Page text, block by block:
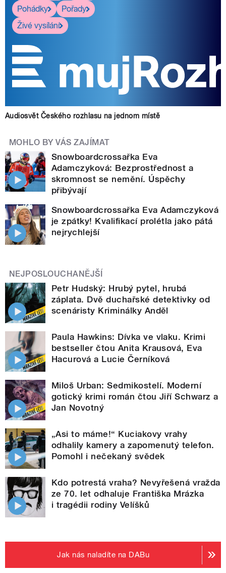
Pohádky
Pořady
Živé vysílání
Audiosvět Českého rozhlasu na jednom místě
MOHLO BY VÁS ZAJÍMAT
Snowboardcrossařka Eva
Adamczyková: Bezprostřednost a
skromnost se nemění. Úspěchy
přibývají
Snowboardcrossařka Eva Adamczyková
je zpátky! Kvalifikací prolétla jako pátá
nejrychlejší
NEJPOSLOUCHANĚJŠÍ
Petr Hudský: Hrubý pytel, hrubá
záplata. Dvě duchařské detektivky od
scenáristy Kriminálky Anděl
Paula Hawkins: Dívka ve vlaku. Krimi
bestseller čtou Anita Krausová, Eva
Hacurová a Lucie Černíková
Miloš Urban: Sedmikostelí. Moderní
gotický krimi román čtou Jiří Schwarz a
Jan Novotný
„Asi to máme!“ Kuciakovy vrahy
odhalily kamery a zapomenutý telefon.
Pomohl i nečekaný svědek
Kdo potrestá vraha? Nevyřešená vražda
ze 70. let odhaluje Františka Mrázka
i tragédii rodiny Velíšků
Jak nás naladíte na DABu